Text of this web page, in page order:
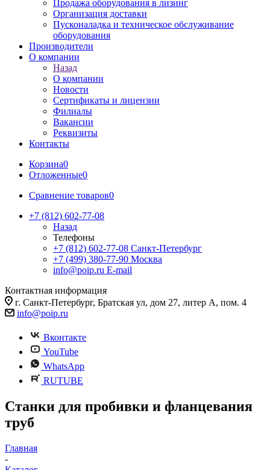
Продажа оборудования в лизинг
Организация доставки
Пусконаладка и техническое обслуживание
оборудования
Производители
О компании
Назад
О компании
Новости
Сертификаты и лицензии
Филиалы
Вакансии
Реквизиты
Контакты
Корзина0
Отложенные0
Сравнение товаров0
+7 (812) 602-77-08
Назад
Телефоны
+7 (812) 602-77-08 Санкт-Петербург
+7 (499) 380-77-90 Москва
info@poip.ru E-mail
Контактная информация
г. Санкт-Петербург, Братская ул, дом 27, литер А, пом. 4
info@poip.ru
Вконтакте
YouTube
WhatsApp
RUTUBE
Станки для пробивки и фланцевания
труб
Главная
-